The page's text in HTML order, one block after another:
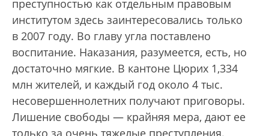
преступностью как отдельным правовым
институтом здесь заинтересовались только
в 2007 году. Во главу угла поставлено
воспитание. Наказания, разумеется, есть, но
достаточно мягкие. В кантоне Цюрих 1,334
млн жителей, и каждый год около 4 тыс.
несовершеннолетних получают приговоры.
Лишение свободы — крайняя мера, дают ее